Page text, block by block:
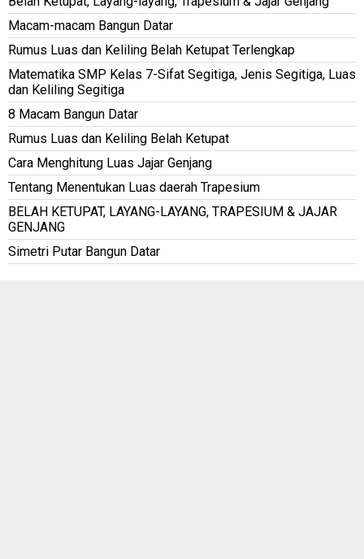
Macam-macam Bangun Datar
Rumus Luas dan Keliling Belah Ketupat Terlengkap
Matematika SMP Kelas 7-Sifat Segitiga, Jenis Segitiga, Luas
dan Keliling Segitiga
8 Macam Bangun Datar
Rumus Luas dan Keliling Belah Ketupat
Cara Menghitung Luas Jajar Genjang
Tentang Menentukan Luas daerah Trapesium
BELAH KETUPAT, LAYANG-LAYANG, TRAPESIUM & JAJAR
GENJANG
Simetri Putar Bangun Datar